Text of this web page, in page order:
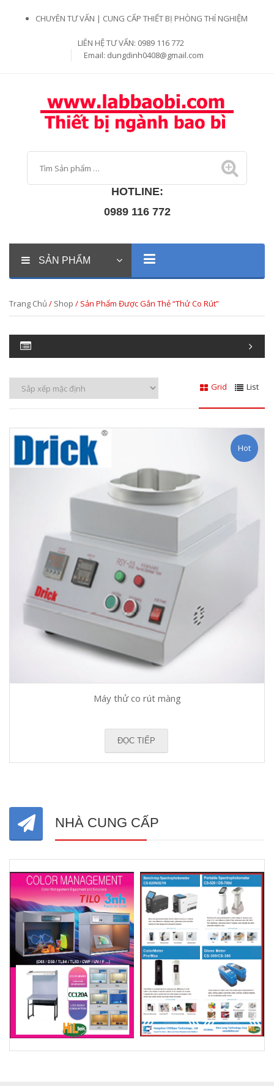
CHUYÊN TƯ VẤN | CUNG CẤP THIẾT BỊ PHÒNG THÍ NGHIỆM
LIÊN HỆ TƯ VẤN: 0989 116 772
Email: dungdinh0408@gmail.com
HOTLINE:
0989 116 772
SẢN PHẨM
Trang Chủ / Shop / Sản Phẩm Được Gắn Thẻ “Thử Co Rút”
Grid List
Hot
Máy thử co rút màng
ĐỌC TIẾP
NHÀ CUNG CẤP